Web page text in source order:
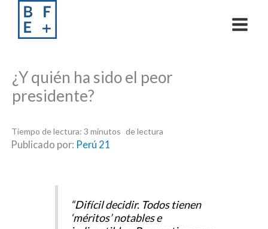
content
¿Y quién ha sido el peor
presidente?
Tiempo de lectura: 3 minutos
Publicado por: Perú 21
“Difícil decidir. Todos tienen
‘méritos’ notables e